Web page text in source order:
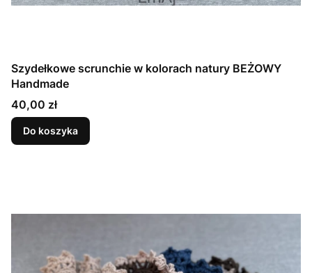
Szydełkowe scrunchie w kolorach natury BEŻOWY
Handmade
Cena
40,00 zł
Do koszyka